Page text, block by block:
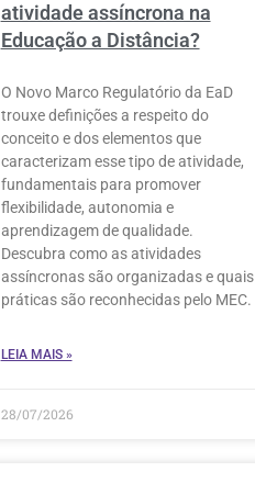
atividade assíncrona na
Educação a Distância?
O Novo Marco Regulatório da EaD
trouxe definições a respeito do
conceito e dos elementos que
caracterizam esse tipo de atividade,
fundamentais para promover
flexibilidade, autonomia e
aprendizagem de qualidade.
Descubra como as atividades
assíncronas são organizadas e quais
práticas são reconhecidas pelo MEC.
LEIA MAIS »
28/07/2026